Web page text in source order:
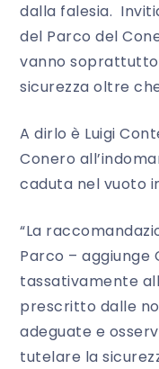
dalla falesia.
del Parco del
vanno
sicurezza oltre
A dirlo è Luigi
Conero
caduta nel vuoto
“La
Parco – aggiunge
tassativamente
prescritto dalle
adeguate e
tutelare la